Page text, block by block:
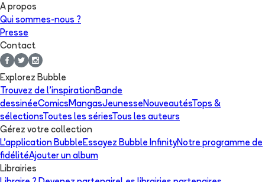
A propos
Qui sommes-nous ?
Presse
Contact
Explorez Bubble
Trouvez de l'inspirationBande
dessinéeComicsMangasJeunesseNouveautésTops &
sélectionsToutes les sériesTous les auteurs
Gérez votre collection
L'application BubbleEssayez Bubble InfinityNotre programme de
fidélitéAjouter un album
Librairies